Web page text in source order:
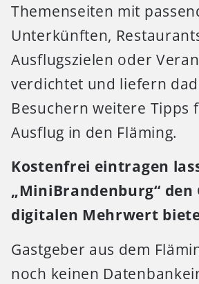
Themenseiten mit
Unterkünften,
Ausflugszielen oder
verdichtet und liefern
Besuchern weitere Tipps
Ausflug in den Fläming.
Kostenfrei eintragen
„MiniBrandenburg“ den
digitalen Mehrwert
Gastgeber aus dem
noch keinen